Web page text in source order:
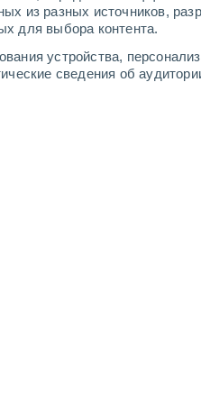
из разных источников,
для выбора контента.
устройства,
сведения об